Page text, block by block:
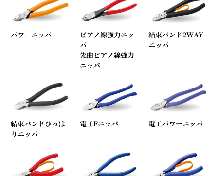
パワーニッパ
ピアノ線強力ニッ
パ
先曲ピアノ線強力
ニッパ
結束バンド2WAY
ニッパ
結束バンドひっぱ
りニッパ
電工Fニッパ 電工パワーニッパ